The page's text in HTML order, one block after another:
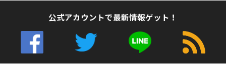
公式アカウントで最新情報ゲット！